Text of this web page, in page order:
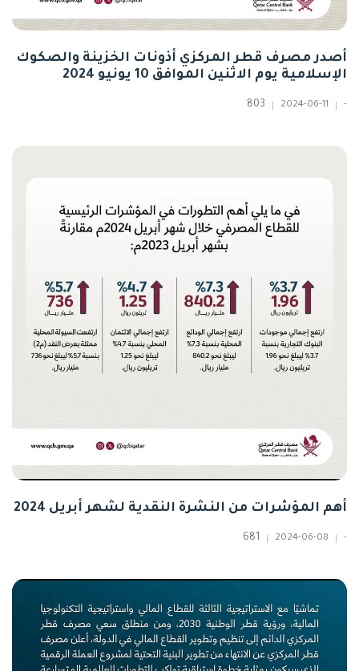
أصدر مصرف قطر المركزي أذونات الخزينة والصكوك
الإسلامية يوم الاثنين الموافق 10 يونيو 2024
-
2024-06-11
803
أهم المؤشرات من النشرة النقدية لشهر أبريل 2024
-
2024-06-08
681